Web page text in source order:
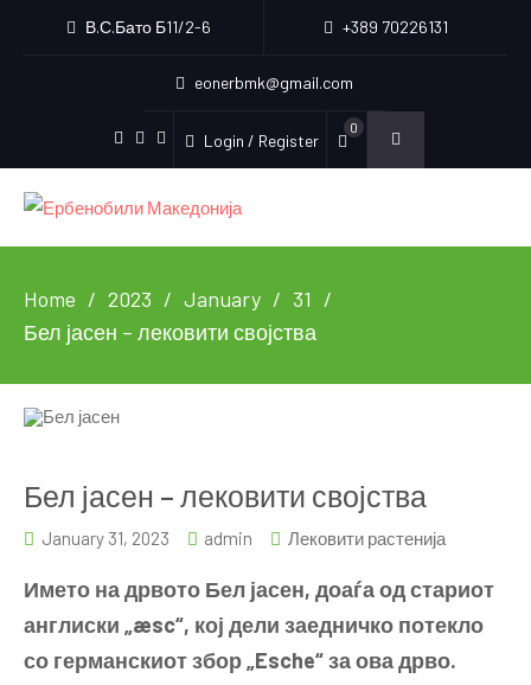
В.С.Бато Б11/2-6 +389 70226131
eonerbmk@gmail.com
Instagram
Youtube
Login / Register
0
Home 2023 January
31
Бел јасен – лековити својства
Бел јасен – лековити својства
January 31, 2023 admin Лековити растенија
Името на дрвото Бел јасен, доаѓа од стариот
англиски „æsc“, кој дели заедничко потекло
со германскиот збор „Esche“ за ова дрво.